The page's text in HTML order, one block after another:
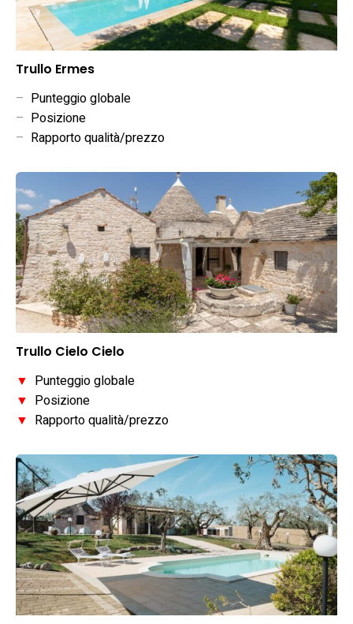
Trullo Ermes
– Punteggio globale
– Posizione
– Rapporto qualità/prezzo
Trullo Cielo Cielo
▼ Punteggio globale
▼ Posizione
▼ Rapporto qualità/prezzo